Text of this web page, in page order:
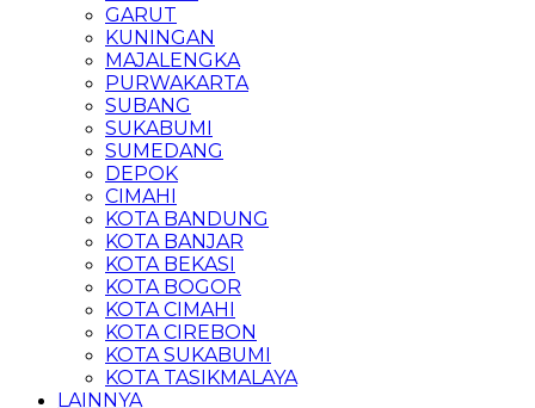
GARUT
KUNINGAN
MAJALENGKA
PURWAKARTA
SUBANG
SUKABUMI
SUMEDANG
DEPOK
CIMAHI
KOTA BANDUNG
KOTA BANJAR
KOTA BEKASI
KOTA BOGOR
KOTA CIMAHI
KOTA CIREBON
KOTA SUKABUMI
KOTA TASIKMALAYA
LAINNYA